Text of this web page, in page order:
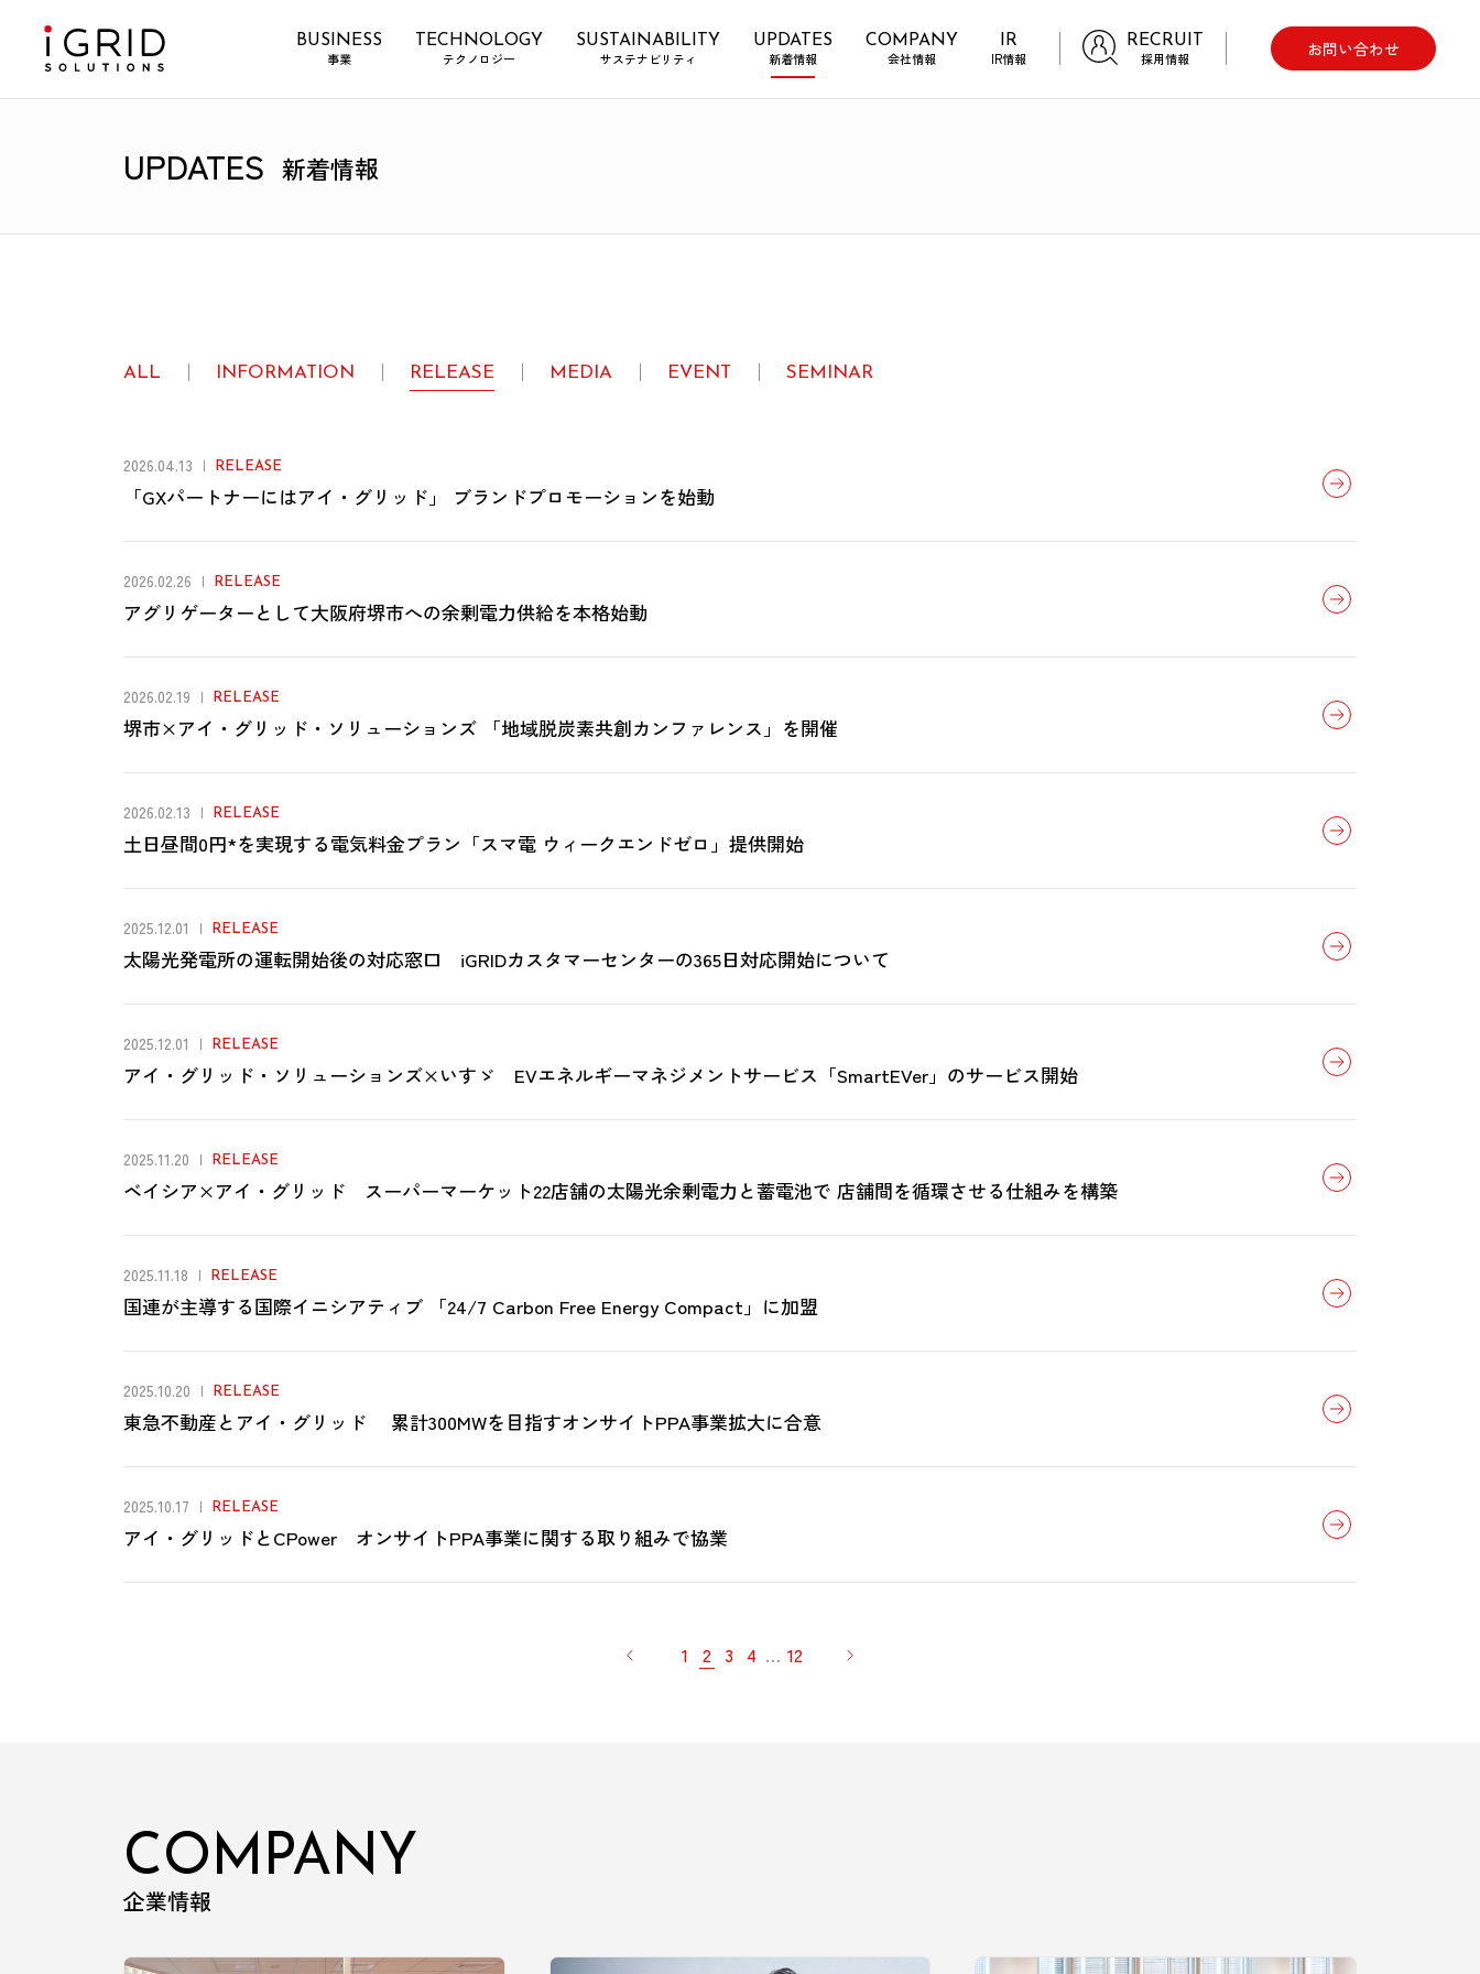
BUSINESS
事業
TECHNOLOGY
テクノロジー
SUSTAINABILITY
サステナビリティ
UPDATES
新着情報
COMPANY
会社情報
IR
IR情報
RECRUIT
採用情報
お問い合わせ
UPDATES 新着情報
ALL INFORMATION RELEASE MEDIA EVENT SEMINAR
2026.04.13 RELEASE
「GXパートナーにはアイ・グリッド」 ブランドプロモーションを始動
2026.02.26 RELEASE
アグリゲーターとして大阪府堺市への余剰電力供給を本格始動
2026.02.19 RELEASE
堺市×アイ・グリッド・ソリューションズ 「地域脱炭素共創カンファレンス」を開催
2026.02.13 RELEASE
土日昼間0円*を実現する電気料金プラン「スマ電 ウィークエンドゼロ」提供開始
2025.12.01 RELEASE
太陽光発電所の運転開始後の対応窓口 iGRIDカスタマーセンターの365日対応開始について
2025.12.01 RELEASE
アイ・グリッド・ソリューションズ×いすゞ EVエネルギーマネジメントサービス「SmartEVer」のサービス開始
2025.11.20 RELEASE
ベイシア×アイ・グリッド スーパーマーケット22店舗の太陽光余剰電力と蓄電池で 店舗間を循環させる仕組みを構築
2025.11.18 RELEASE
国連が主導する国際イニシアティブ 「24/7 Carbon Free Energy Compact」に加盟
2025.10.20 RELEASE
東急不動産とアイ・グリッド 累計300MWを目指すオンサイトPPA事業拡大に合意
2025.10.17 RELEASE
アイ・グリッドとCPower オンサイトPPA事業に関する取り組みで協業
1 2 3 4 … 12
COMPANY
企業情報